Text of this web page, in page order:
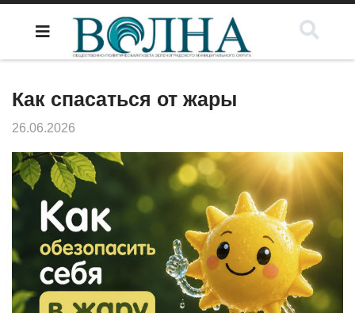
Как спасаться от жары
26.06.2026